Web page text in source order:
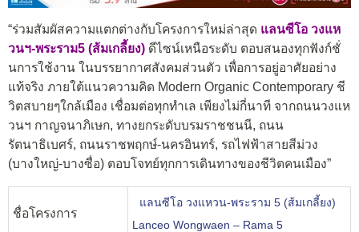
“ร่วมสัมผัสความแตกต่างกับโครงการใหม่ล่าสุด แลนซีโอ วงแห
วนฯ-พระราม5 (ส้มเกลี้ยง) ดีไซน์เหนือระดับ ตอบสนองทุกฟังก์ชั่
นการใช้งาน ในบรรยากาศสังคมส่วนตัว เพื่อการอยู่อาศัยอย่าง
แท้จริง ภายใต้แนวความคิด Modern Organic Contemporary ชี
วิตสบายๆใกล้เมือง เชื่อมต่อทุกทำเล เพียงไม่กี่นาที จากถนนวงแห
วนฯ กาญจนาภิเษก, ทางยกระดับบรมราชชนนี, ถนน
รัตนาธิเบศร์, ถนนราชพฤกษ์-นครอินทร์, รถไฟฟ้าสายสีม่วง
(บางใหญ่-บางซื่อ) ตอบโจทย์ทุกการเดินทางของชีวิตคนเมือง”
ชื่อโครงการ
แลนซีโอ วงแหวน-พระราม 5 (ส้มเกลี้ยง)
Lanceo Wongwaen – Rama 5